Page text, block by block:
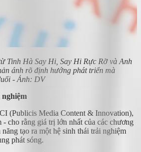
Tinh Hà Say Hi, Say Hi Rực Rỡ và Anh
ánh rõ định hướng phát triển mà
- Ảnh: DV
(Publicis Media Content & Innovation),
cho rằng giá trị lớn nhất của các chương
tạo ra một hệ sinh thái trải nghiệm
phát sóng.